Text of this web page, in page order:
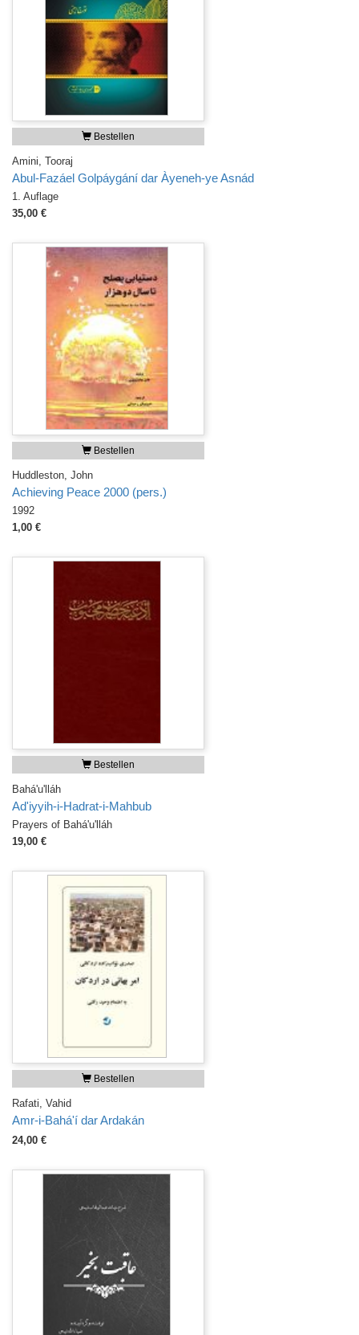
Bestellen
Amini, Tooraj
Abul-Fazáel Golpáygání dar Àyeneh-ye Asnád
1. Auflage
35,00 €
Bestellen
Huddleston, John
Achieving Peace 2000 (pers.)
1992
1,00 €
Bestellen
Bahá'u'lláh
Ad'iyyih-i-Hadrat-i-Mahbub
Prayers of Bahá'u'lláh
19,00 €
Bestellen
Rafati, Vahid
Amr-i-Bahá'í dar Ardakán
24,00 €